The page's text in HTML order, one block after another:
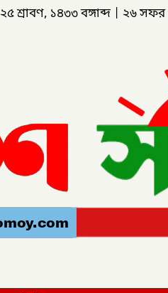
২৫ শ্রাবণ, ১৪৩৩ বঙ্গাব্দ ২৬ সফর